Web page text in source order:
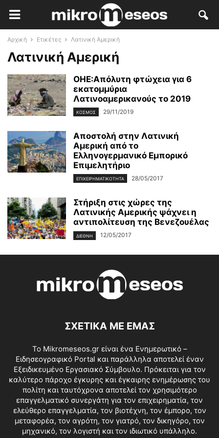
Αρχική Ετικέτες Λατινική Αμερική
Λατινική Αμερική
ΟΗΕ:Απόλυτη φτώχεια για 6
εκατομμύρια
Λατινοαμερικανούς το 2019
ΚΌΣΜΟΣ 29/11/2019
Αποστολή στην Λατινική
Αμερική από το
Ελληνογερμανικό Εμπορικό
Επιμελητήριο
ΕΠΙΧΕΙΡΗΜΑΤΙΚΌΤΗΤΑ 28/05/2017
Στήριξη στις χώρες της
Λατινικής Αμερικής ψάχνει η
αντιπολίτευση της Βενεζουέλας
ΔΙΕΘΝΉ 12/05/2017
ΣΧΕΤΙΚΑ ΜΕ ΕΜΑΣ
Το Mikromeseos.gr είναι ένα Ενημερωτικό –
Ειδησεογραφικό Portal και παράλληλα αποτελεί έναν
Εξειδικευμένο Εργασιακό Σύμβουλο. Πρόκειται για τον
καλύτερο πάροχο έγκυρης και έγκαιρης ενημέρωσης του
πολίτη και ταυτόχρονα αποτελεί τον χρησιμότερο
επαγγελματικό συνεργάτη για τον επιχειρηματία, τον
ελεύθερο επαγγελματία, τον βιοτέχνη, τον έμπορο, τον
μεταφορέα, τον αγρότη, τον γιατρό, τον δικηγόρο, τον
μηχανικό, τον λογιστή και τον ιδιωτικό υπάλληλο.